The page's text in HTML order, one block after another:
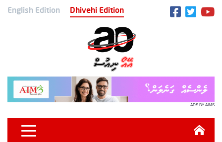
English Edition Dhivehi Edition
ADS BY AIMS